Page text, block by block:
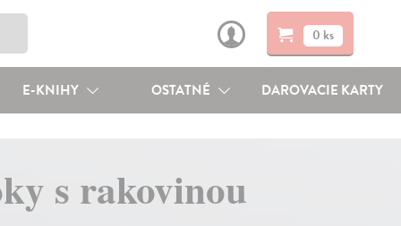
0 ks
E-KNIHY OSTATNÉ DAROVACIE KARTY
s rakovinou